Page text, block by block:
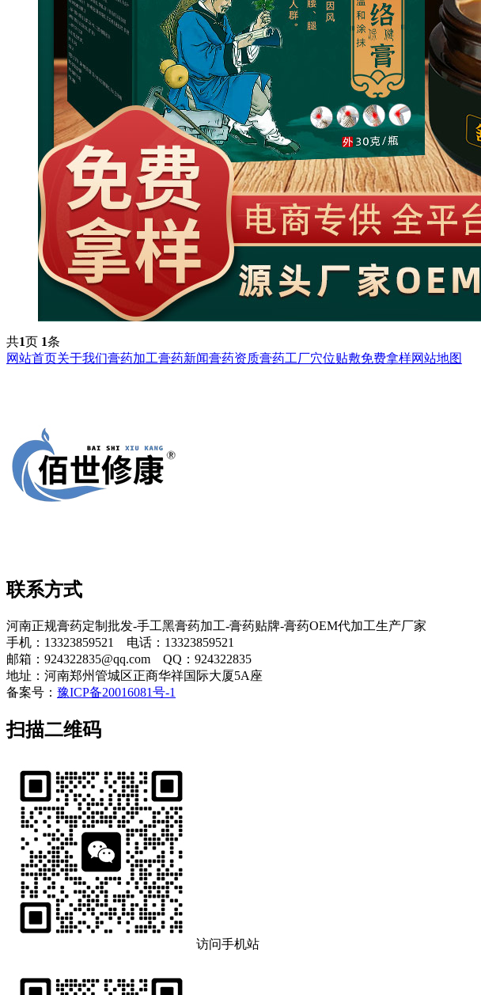
共1页 1条
网站首页关于我们膏药加工膏药新闻膏药资质膏药工厂穴位贴敷免费拿样网站地图
联系方式
河南正规膏药定制批发-手工黑膏药加工-膏药贴牌-膏药OEM代加工生产厂家
手机：13323859521 电话：13323859521
邮箱：924322835@qq.com QQ：924322835
地址：河南郑州管城区正商华祥国际大厦5A座
备案号： 豫ICP备20016081号-1
扫描二维码
访问手机站